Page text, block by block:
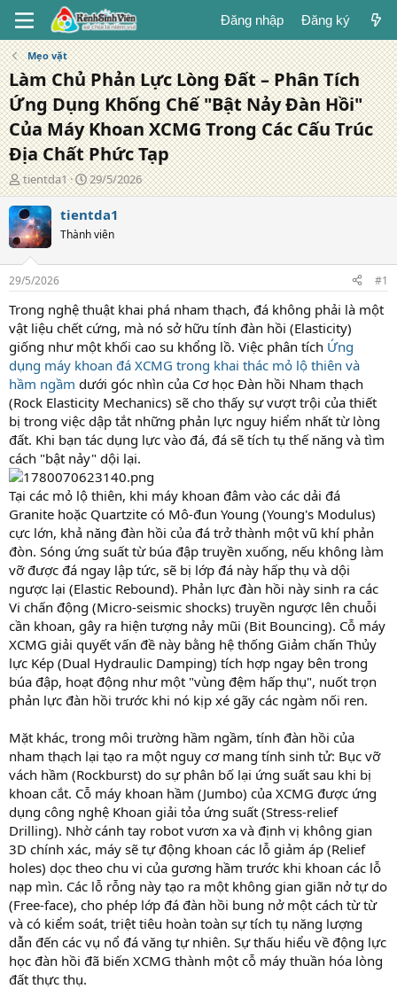
Đăng nhập Đăng ký
Mẹo vặt
Làm Chủ Phản Lực Lòng Đất – Phân Tích
Ứng Dụng Khống Chế "Bật Nảy Đàn Hồi"
Của Máy Khoan XCMG Trong Các Cấu Trúc
Địa Chất Phức Tạp
T
á
c
g
i
ả
tientda1
N
g
à
đ
g
29/5/2026
tientda1
Thành viên
29/5/2026 #1
Trong nghệ thuật khai phá nham thạch, đá không phải là một
vật liệu chết cứng, mà nó sở hữu tính đàn hồi (Elasticity)
giống như một khối cao su khổng lồ. Việc phân tích Ứng
dụng máy khoan đá XCMG trong khai thác mỏ lộ thiên và
hầm ngầm dưới góc nhìn của Cơ học Đàn hồi Nham thạch
(Rock Elasticity Mechanics) sẽ cho thấy sự vượt trội của thiết
bị trong việc dập tắt những phản lực nguy hiểm nhất từ lòng
đất. Khi bạn tác dụng lực vào đá, đá sẽ tích tụ thế năng và tìm
cách "bật nảy" dội lại.
Tại các mỏ lộ thiên, khi máy khoan đâm vào các dải đá
Granite hoặc Quartzite có Mô-đun Young (Young's Modulus)
cực lớn, khả năng đàn hồi của đá trở thành một vũ khí phản
đòn. Sóng ứng suất từ búa đập truyền xuống, nếu không làm
vỡ được đá ngay lập tức, sẽ bị lớp đá này hấp thụ và dội
ngược lại (Elastic Rebound). Phản lực đàn hồi này sinh ra các
Vi chấn động (Micro-seismic shocks) truyền ngược lên chuỗi
cần khoan, gây ra hiện tượng nảy mũi (Bit Bouncing). Cỗ máy
XCMG giải quyết vấn đề này bằng hệ thống Giảm chấn Thủy
lực Kép (Dual Hydraulic Damping) tích hợp ngay bên trong
búa đập, hoạt động như một "vùng đệm hấp thụ", nuốt trọn
phản lực đàn hồi trước khi nó kịp xé gãy các ngàm nối ren.
Mặt khác, trong môi trường hầm ngầm, tính đàn hồi của
nham thạch lại tạo ra một nguy cơ mang tính sinh tử: Bục vỡ
vách hầm (Rockburst) do sự phân bố lại ứng suất sau khi bị
khoan cắt. Cỗ máy khoan hầm (Jumbo) của XCMG được ứng
dụng công nghệ Khoan giải tỏa ứng suất (Stress-relief
Drilling). Nhờ cánh tay robot vươn xa và định vị không gian
3D chính xác, máy sẽ tự động khoan các lỗ giảm áp (Relief
holes) dọc theo chu vi của gương hầm trước khi khoan các lỗ
nạp mìn. Các lỗ rỗng này tạo ra một không gian giãn nở tự do
(Free-face), cho phép lớp đá đàn hồi bung nở một cách từ từ
và có kiểm soát, triệt tiêu hoàn toàn sự tích tụ năng lượng
dẫn đến các vụ nổ đá văng tự nhiên. Sự thấu hiểu về động lực
học đàn hồi đã biến XCMG thành một cỗ máy thuần hóa lòng
đất thực thụ.